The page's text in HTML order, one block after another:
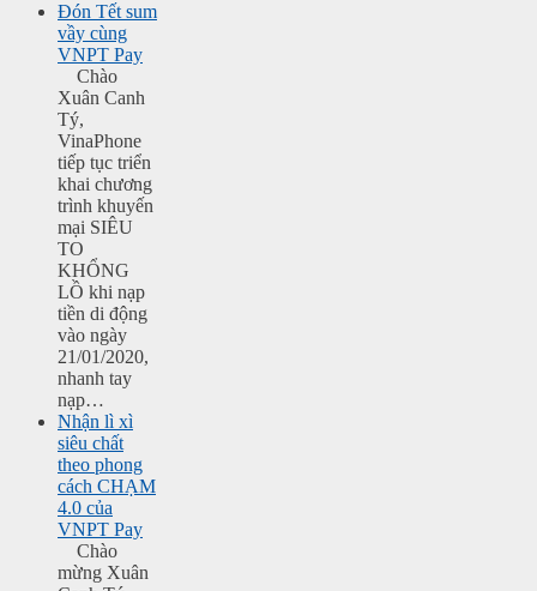
Đón Tết sum
vầy cùng
VNPT Pay
Chào
Xuân Canh
Tý,
VinaPhone
tiếp tục triển
khai chương
trình khuyến
mại SIÊU
TO
KHỔNG
LỒ khi nạp
tiền di động
vào ngày
21/01/2020,
nhanh tay
nạp…
Nhận lì xì
siêu chất
theo phong
cách CHẠM
4.0 của
VNPT Pay
Chào
mừng Xuân